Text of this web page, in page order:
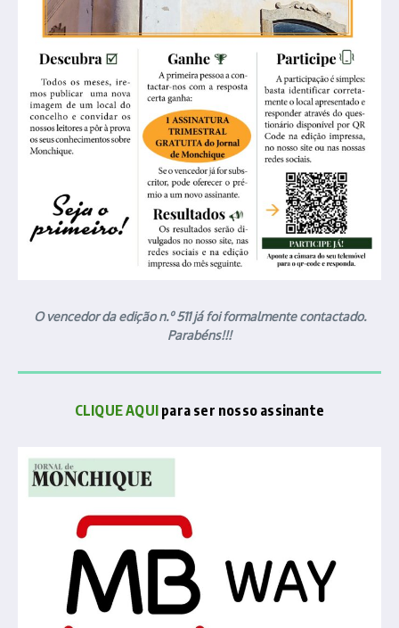
O vencedor da edição n.º 511 já foi formalmente contactado.
Parabéns!!!
CLIQUE AQUI para ser nosso assinante